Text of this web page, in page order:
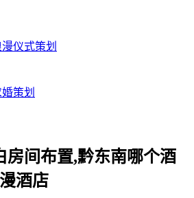
仪式策划
策划
房间布置,黔东南哪个酒
酒店